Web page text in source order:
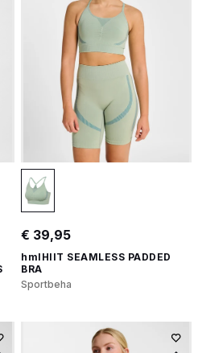
€ 39,95
hmlHIIT SEAMLESS PADDED
BRA
Sportbeha